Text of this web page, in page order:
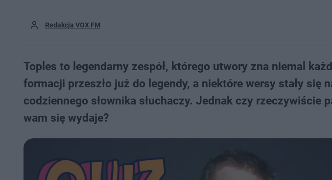
Redakcja VOX FM
Toples to legendarny zespół, którego utwory zna niemal
formacji przeszło już do legendy, a niektóre wersy stały się
codziennego słownika słuchaczy. Jednak czy rzeczywiście
wam się wydaje?